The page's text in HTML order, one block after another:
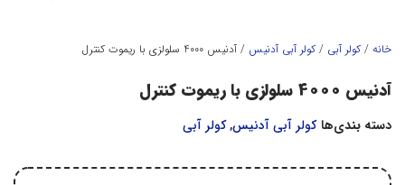
خانه / کولر آبي / كولر آبي آدنيس / آدنیس 4000 سلولزی با ریموت کنترل
آدنیس 4000 سلولزی با ریموت کنترل
دسته بندی‌ها كولر آبي آدنيس,کولر آبي